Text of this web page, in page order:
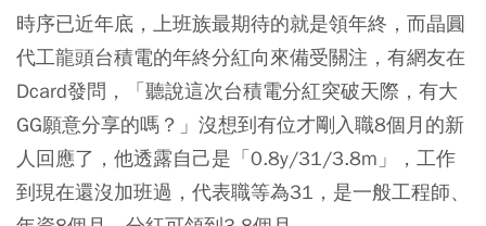
時序已近年底，上班族最期待的就是領年終，而晶圓
代工龍頭台積電的年終分紅向來備受關注，有網友在
Dcard發問，「聽說這次台積電分紅突破天際，有大
GG願意分享的嗎？」沒想到有位才剛入職8個月的新
人回應了，他透露自己是「0.8y/31/3.8m」，工作
到現在還沒加班過，代表職等為31，是一般工程師、